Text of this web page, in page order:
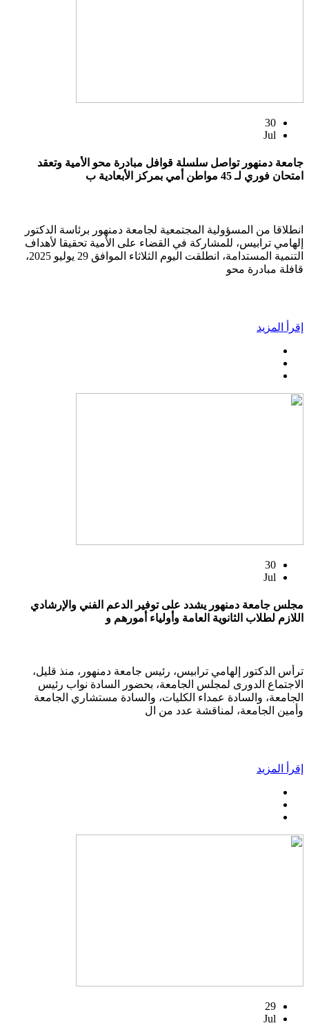
30
Jul
جامعة دمنهور تواصل سلسلة قوافل مبادرة محو الأمية وتعقد
امتحان فوري لـ 45 مواطن أمي بمركز الأبعادية ب
انطلاقا من المسؤولية المجتمعية لجامعة دمنهور برئاسة الدكتور
إلهامي ترابيس، للمشاركة في القضاء على الأمية تحقيقا لأهداف
التنمية المستدامة، انطلقت اليوم الثلاثاء الموافق 29 يوليو 2025،
قافلة مبادرة محو
إقرأ المزيد
30
Jul
مجلس جامعة دمنهور يشدد على توفير الدعم الفني والإرشادي
اللازم لطلاب الثانوية العامة وأولياء أمورهم و
ترأس الدكتور إلهامي ترابيس، رئيس جامعة دمنهور، منذ قليل،
الاجتماع الدورى لمجلس الجامعة، بحضور السادة نواب رئيس
الجامعة، والسادة عمداء الكليات، والسادة مستشاري الجامعة
وأمين الجامعة، لمناقشة عدد من ال
إقرأ المزيد
29
Jul